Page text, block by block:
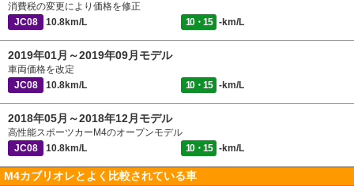
消費税の変更により価格を修正
JC08
10.8km/L 10・15 -km/L
2019年01月～2019年09月モデル
車両価格を改定
JC08
10.8km/L 10・15 -km/L
2018年05月～2018年12月モデル
高性能スポーツカーM4のオープンモデル
JC08
10.8km/L 10・15 -km/L
M4カブリオレとよく比較されている車